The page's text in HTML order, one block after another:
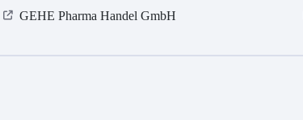
GEHE Pharma Handel GmbH